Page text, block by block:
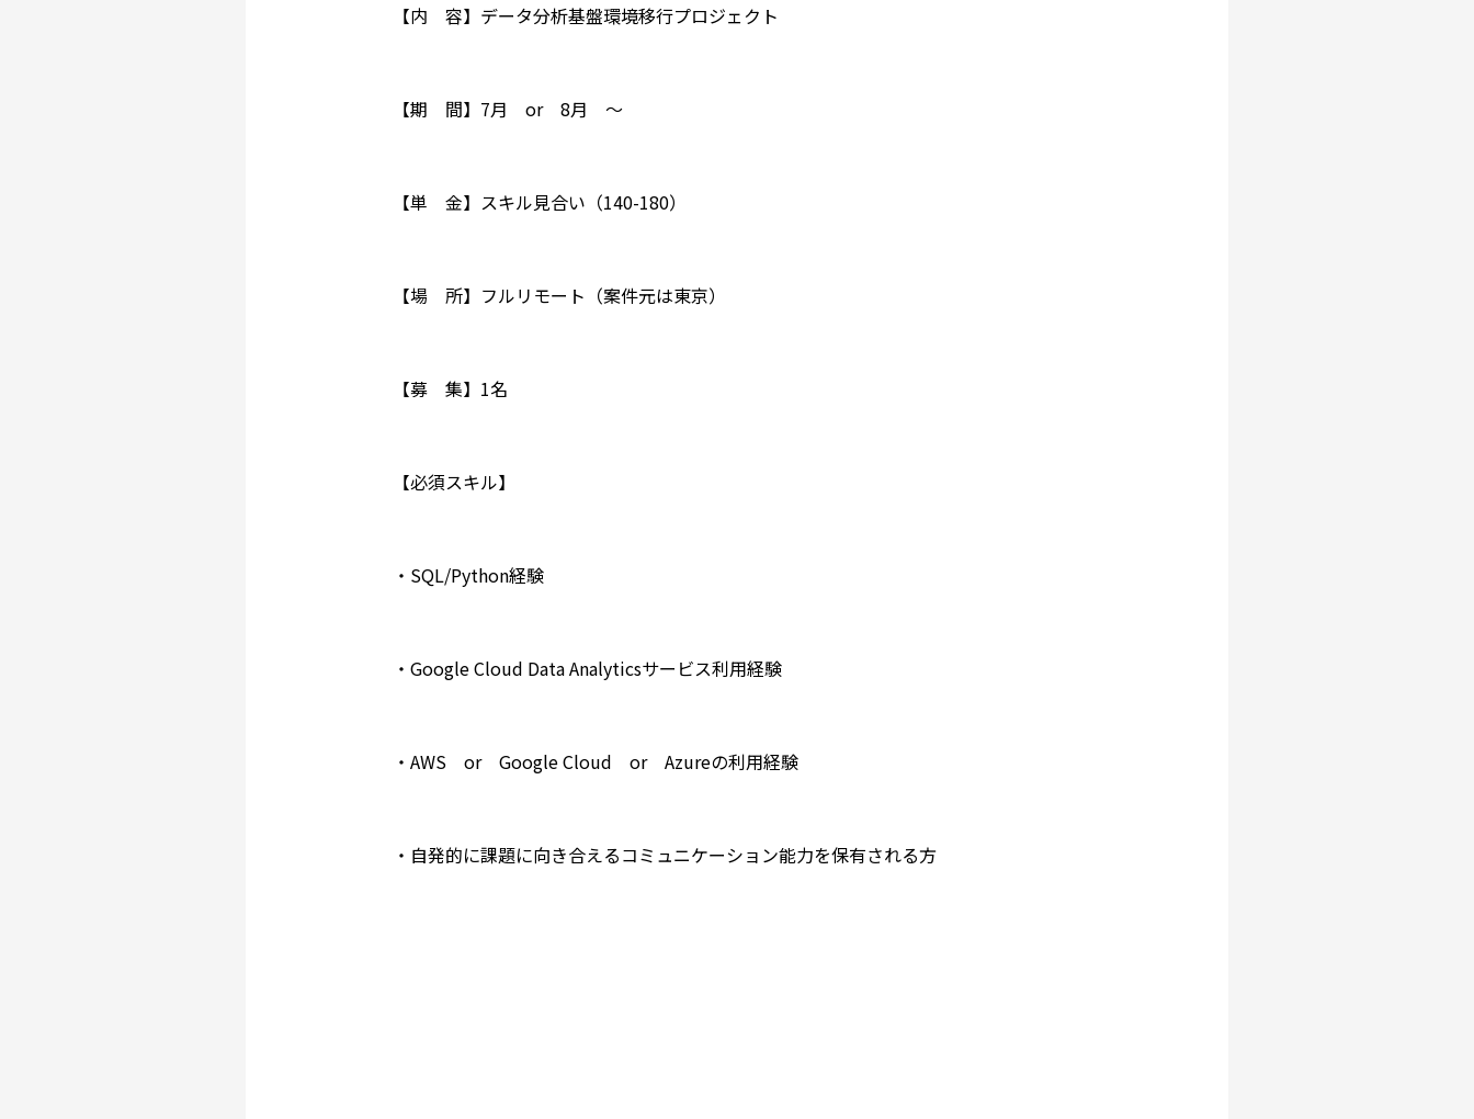
【内 容】データ分析基盤環境移行プロジェクト
【期 間】7月 or 8月 ～
【単 金】スキル見合い（140-180）
【場 所】フルリモート（案件元は東京）
【募 集】1名
【必須スキル】
・SQL/Python経験
・Google Cloud Data Analyticsサービス利用経験
・AWS or Google Cloud or Azureの利用経験
・自発的に課題に向き合えるコミュニケーション能力を保有される方